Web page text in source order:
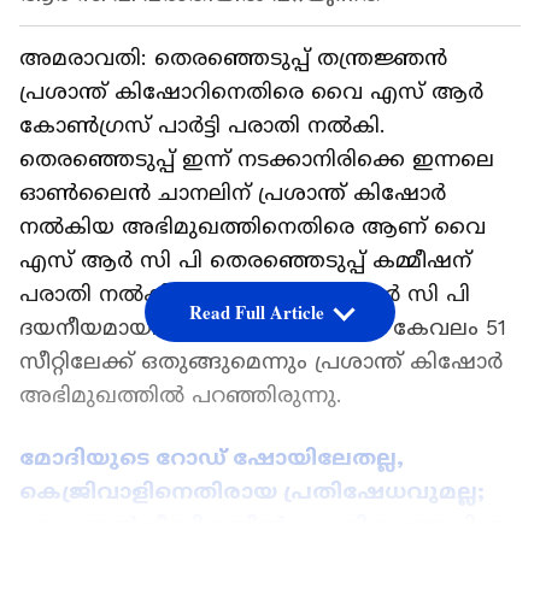
അമരാവതി: തെരഞ്ഞെടുപ്പ് തന്ത്രജ്ഞൻ
പ്രശാന്ത് കിഷോറിനെതിരെ വൈ എസ് ആർ
കോൺഗ്രസ് പാർട്ടി പരാതി നൽകി.
തെരഞ്ഞെടുപ്പ് ഇന്ന് നടക്കാനിരിക്കെ ഇന്നലെ
ഓൺലൈൻ ചാനലിന് പ്രശാന്ത് കിഷോർ
നൽകിയ അഭിമുഖത്തിനെതിരെ ആണ് വൈ
എസ് ആ‌ർ സി പി തെരഞ്ഞെടുപ്പ് കമ്മീഷന്
പരാതി നൽകിയത്. വൈ എസ് ആ‌ർ സി പി
ദയനീയമായി പരാജയപ്പെടുമെന്നും കേവലം 51
സീറ്റിലേക്ക് ഒതുങ്ങുമെന്നും പ്രശാന്ത് കിഷോർ
അഭിമുഖത്തിൽ പറഞ്ഞിരുന്നു.
മോദിയുടെ റോഡ് ഷോയിലേതല്ല,
കെജ്രിവാളിനെതിരായ പ്രതിഷേധവുമല്ല;
Read Full Article